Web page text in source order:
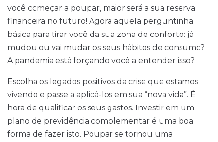
você começar a poupar, maior será a sua reserva
financeira no futuro! Agora aquela perguntinha
básica para tirar você da sua zona de conforto: já
mudou ou vai mudar os seus hábitos de consumo?
A pandemia está forçando você a entender isso?
Escolha os legados positivos da crise que estamos
vivendo e passe a aplicá-los em sua “nova vida”. É
hora de qualificar os seus gastos. Investir em um
plano de previdência complementar é uma boa
forma de fazer isto. Poupar se tornou uma